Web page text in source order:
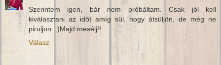
Szerintem igen, bár nem próbáltam. Csak jól kell
kiválasztani az időt amíg sül, hogy átsüljön, de még ne
piruljon..:)Majd mesélj!!
Válasz